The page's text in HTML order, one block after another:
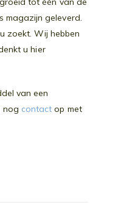
magazijn geleverd.
zoekt. Wij hebben
u hier
van een
nog contact op met